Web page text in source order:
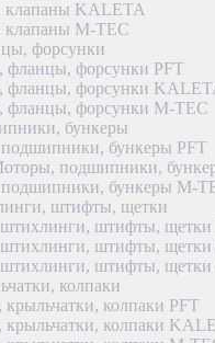
клапаны KALETA
клапаны M-TEC
форсунки
фланцы, форсунки PFT
фланцы, форсунки
фланцы, форсунки M-TEC
бункеры
бункеры PFT
подшипники,
бункеры M-
штифты, щетки
штифты, щетки
штифты,
штифты, щетки
колпаки
колпаки PFT
крыльчатки, колпаки